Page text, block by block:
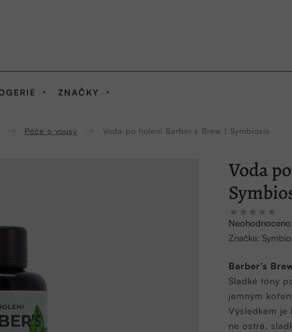
ZNAČKY
Péče o vousy Voda po holení Barber´s Brew | Symbiosis
Voda
Průměrné
hodnocení
produktu
5
hvězdiček.
Neohodnoceno
Značka:
Barber’s
Sladké tóny
jemným
Výsledkem je
ne ostrá,